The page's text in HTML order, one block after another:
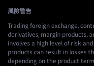
風險警告
Trading foreign exchange,
derivatives, margin products,
involves a high level of risk
products can result in losses
depending on the product